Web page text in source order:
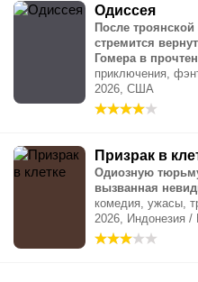
Одиссея
После
стремится
Гомера в
приключения,
2026, США
Призрак в
Одиозную
вызванная
комедия, ужасы,
2026, Индонезия